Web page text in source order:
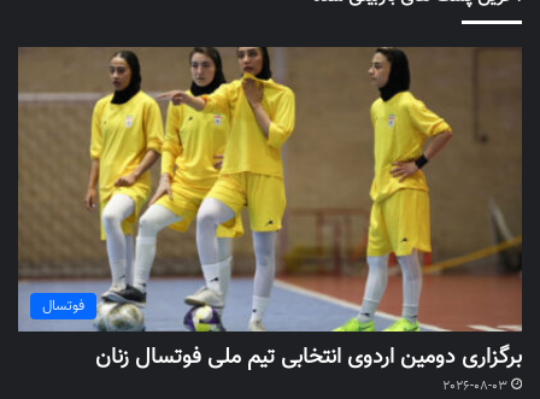
فوتسال
برگزاری دومین اردوی انتخابی تیم ملی فوتسال زنان
2026-08-03